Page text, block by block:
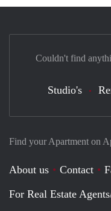
Find your Apartment on
About us Contact
For Real Estate
Couldn't find
Studio's